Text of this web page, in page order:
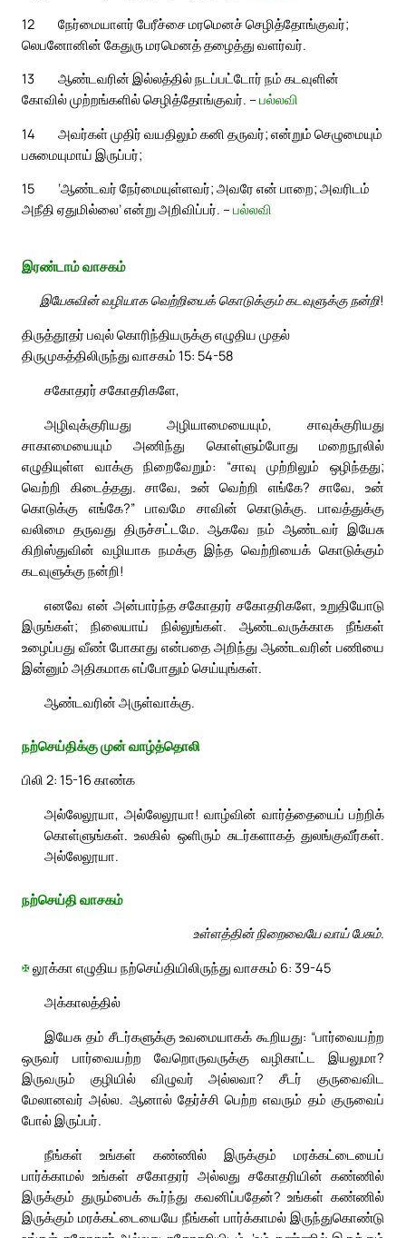
12
நேர்மையாளர் பேரீச்சை மரமெனச் செழித்தோங்குவர்;
லெபனோனின் கேதுரு மரமெனத் தழைத்து வளர்வர்.
13
ஆண்டவரின் இல்லத்தில் நடப்பட்டோர் நம் கடவுளின்
கோவில் முற்றங்களில் செழித்தோங்குவர். – பல்லவி
14
அவர்கள் முதிர் வயதிலும் கனி தருவர்; என்றும் செழுமையும்
பசுமையுமாய் இருப்பர்;
15
‘ஆண்டவர் நேர்மையுள்ளவர்; அவரே என் பாறை; அவரிடம்
அநீதி ஏதுமில்லை’ என்று அறிவிப்பர். – பல்லவி
இரண்டாம் வாசகம்
இயேசுவின் வழியாக வெற்றியைக் கொடுக்கும் கடவுளுக்கு நன்றி!
திருத்தூதர் பவுல் கொரிந்தியருக்கு எழுதிய முதல்
திருமுகத்திலிருந்து வாசகம் 15: 54-58
சகோதரர் சகோதரிகளே,
அழிவுக்குரியது அழியாமையையும், சாவுக்குரியது
சாகாமையையும் அணிந்து கொள்ளும்போது மறைநூலில்
எழுதியுள்ள வாக்கு நிறைவேறும்: “சாவு முற்றிலும் ஒழிந்தது;
வெற்றி கிடைத்தது. சாவே, உன் வெற்றி எங்கே? சாவே, உன்
கொடுக்கு எங்கே?” பாவமே சாவின் கொடுக்கு. பாவத்துக்கு
வலிமை தருவது திருச்சட்டமே. ஆகவே நம் ஆண்டவர் இயேசு
கிறிஸ்துவின் வழியாக நமக்கு இந்த வெற்றியைக் கொடுக்கும்
கடவுளுக்கு நன்றி!
எனவே என் அன்பார்ந்த சகோதரர் சகோதரிகளே, உறுதியோடு
இருங்கள்; நிலையாய் நில்லுங்கள். ஆண்டவருக்காக நீங்கள்
உழைப்பது வீண் போகாது என்பதை அறிந்து ஆண்டவரின் பணியை
இன்னும் அதிகமாக எப்போதும் செய்யுங்கள்.
ஆண்டவரின் அருள்வாக்கு.
நற்செய்திக்கு முன் வாழ்த்தொலி
பிலி 2: 15-16 காண்க
அல்லேலூயா, அல்லேலூயா! வாழ்வின் வார்த்தையைப் பற்றிக்
கொள்ளுங்கள். உலகில் ஒளிரும் சுடர்களாகத் துலங்குவீர்கள்.
அல்லேலூயா.
நற்செய்தி வாசகம்
உள்ளத்தின் நிறைவையே வாய் பேசும்.
✠லூக்கா எழுதிய நற்செய்தியிலிருந்து வாசகம் 6: 39-45
அக்காலத்தில்
இயேசு தம் சீடர்களுக்கு உவமையாகக் கூறியது: “பார்வையற்ற
ஒருவர் பார்வையற்ற வேறொருவருக்கு வழிகாட்ட இயலுமா?
இருவரும் குழியில் விழுவர் அல்லவா? சீடர் குருவைவிட
மேலானவர் அல்ல. ஆனால் தேர்ச்சி பெற்ற எவரும் தம் குருவைப்
போல் இருப்பர்.
நீங்கள் உங்கள் கண்ணில் இருக்கும் மரக்கட்டையைப்
பார்க்காமல் உங்கள் சகோதரர் அல்லது சகோதரியின் கண்ணில்
இருக்கும் துரும்பைக் கூர்ந்து கவனிப்பதேன்? உங்கள் கண்ணில்
இருக்கும் மரக்கட்டையையே நீங்கள் பார்க்காமல் இருந்துகொண்டு